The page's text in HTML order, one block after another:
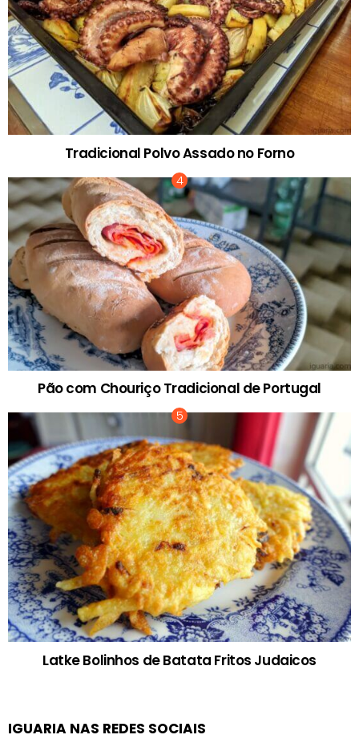
Tradicional Polvo Assado no Forno
Pão com Chouriço Tradicional de Portugal
Latke Bolinhos de Batata Fritos Judaicos
IGUARIA NAS REDES SOCIAIS